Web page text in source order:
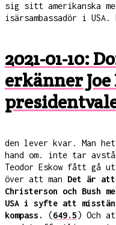
sig sitt amerikanska
isärsambassadör i
2021-01-10:
erkänner
den lever kvar. Man
hand om. inte tar
Teodor Eskow fått gå
över att man Det är att
Christerson och Bush
USA i syfte att
kompass.
(649.5) Och